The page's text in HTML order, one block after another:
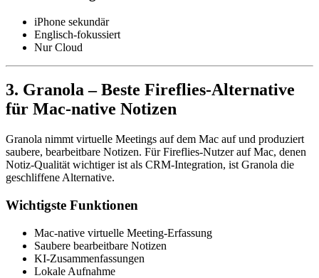
iPhone sekundär
Englisch-fokussiert
Nur Cloud
3. Granola – Beste Fireflies-Alternative
für Mac-native Notizen
Granola nimmt virtuelle Meetings auf dem Mac auf und produziert
saubere, bearbeitbare Notizen. Für Fireflies-Nutzer auf Mac, denen
Notiz-Qualität wichtiger ist als CRM-Integration, ist Granola die
geschliffene Alternative.
Wichtigste Funktionen
Mac-native virtuelle Meeting-Erfassung
Saubere bearbeitbare Notizen
KI-Zusammenfassungen
Lokale Aufnahme